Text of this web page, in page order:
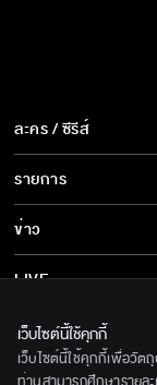
ละคร / ซีรีส์
ละคร/ซีรีส์
ซีรีส์นานาชาติ
การ์ตูน & เกม
รายการ
รายการทั้งหมด
ข่าว
ข่าวทั้งหมด
ข่าวประชาสัมพันธ์
LIVE
เกี่ยวกับเรา
BEC World
ติดตามเราได้ที่
เว็บไซต์นี้ใช้คุกกี้
เว็บไซต์นี้ใช้คุกกี้เพื่อวัต